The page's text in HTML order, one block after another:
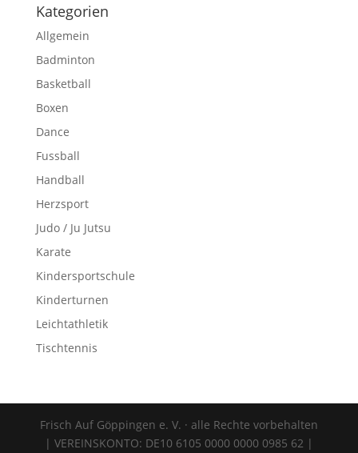
Kategorien
Allgemein
Badminton
Basketball
Boxen
Dance
Fussball
Handball
Herzsport
Judo / Ju Jutsu
Karate
Kindersportschule
Kinderturnen
Leichtathletik
Tischtennis
Frisch Auf Göppingen e. V. · alle Rechte vorbehalten
| VEREINSKONTO: DE10 6105 0000 0000 0985 62 |